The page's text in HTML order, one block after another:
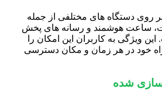
روی دستگاه‌ های مختلفی از جمله
ساعت هوشمند و رسانه‌ های پخش
ویژگی به کاربران این امکان را
خود در هر زمان و مکان دسترسی
شده